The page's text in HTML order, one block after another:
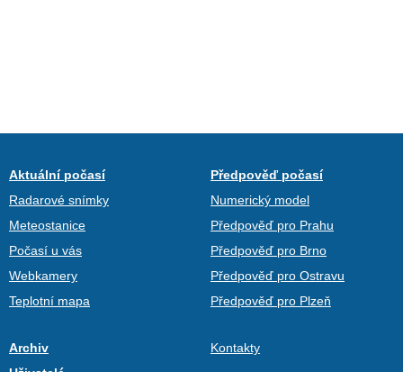
Aktuální počasí
Radarové snímky
Meteostanice
Počasí u vás
Webkamery
Teplotní mapa
Předpověď počasí
Numerický model
Předpověď pro Prahu
Předpověď pro Brno
Předpověď pro Ostravu
Předpověď pro Plzeň
Archiv
Kontakty